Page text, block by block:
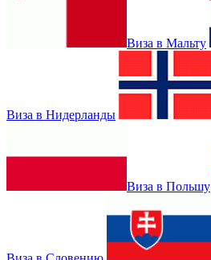
Виза в Мальту
Виза в Нидерланды
Виза в Польшу